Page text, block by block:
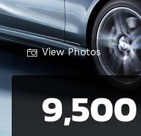
View Photos
9,500